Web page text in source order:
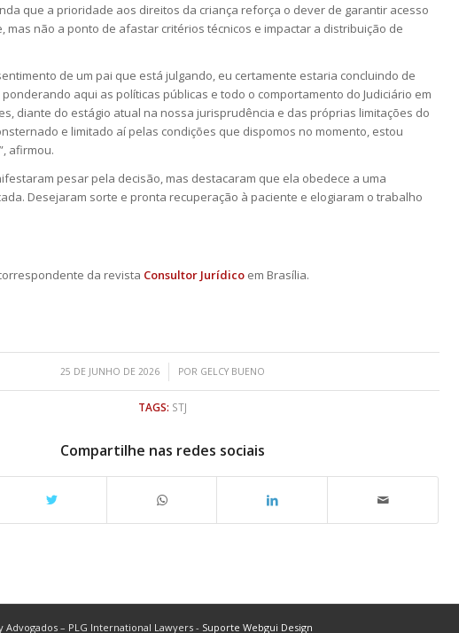
que a prioridade aos direitos da criança reforça o dever de garantir acesso
mas não a ponto de afastar critérios técnicos e impactar a distribuição de
de um pai que está julgando, eu certamente estaria concluindo de
aqui as políticas públicas e todo o comportamento do Judiciário em
diante do estágio atual na nossa jurisprudência e das próprias limitações do
e limitado aí pelas condições que dispomos no momento, estou
afirmou.
pesar pela decisão, mas destacaram que ela obedece a uma
Desejaram sorte e pronta recuperação à paciente e elogiaram o trabalho
da revista Consultor Jurídico em Brasília.
25 DE JUNHO DE 2026
/ POR GELCY BUENO
TAGS: STJ
Compartilhe nas redes sociais
– PLG International Lawyers - Suporte Webgui Design